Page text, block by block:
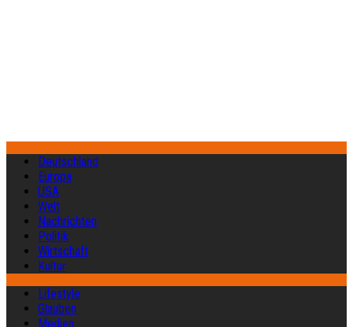
Deutschland
Europa
USA
Welt
Nachrichten
Politik
Wirtschaft
Kultur
Lifestyle
Glauben
Medien